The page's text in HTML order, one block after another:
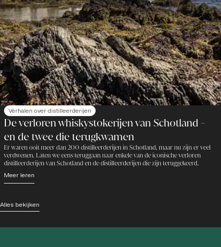
Verhalen over distilleerderijen
De verloren whiskystokerijen van Schotland -
en de twee die terugkwamen
Er waren ooit meer dan 200 distilleerderijen in Schotland, maar nu zijn er veel
verdwenen. Laten we eens teruggaan naar enkele van de iconische verloren
distilleerderijen van Schotland en de distilleerderijen die zijn teruggekeerd.
Meer leren
Alles bekijken